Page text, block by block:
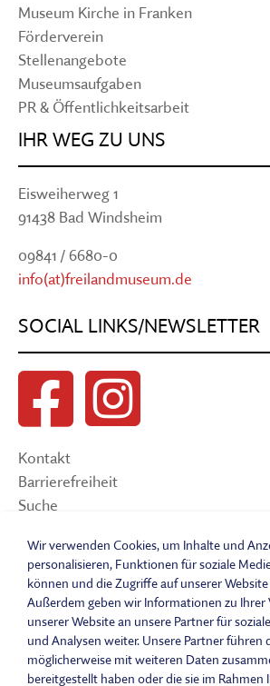
Museum Kirche in Franken
Förderverein
Stellenangebote
Museumsaufgaben
PR & Öffentlichkeitsarbeit
IHR WEG ZU UNS
Eisweiherweg 1
91438 Bad Windsheim
09841 / 6680-0
info(at)freilandmuseum.de
SOCIAL LINKS/NEWSLETTER
Kontakt
Barrierefreiheit
Suche
Impressum
Datenschutzerklärung
Barrierefreiheitserklärung
Leichte Sprache
Widerrufsbelehrung
Vertrag widerrufen
Wir verwenden Cookies, um Inhalte und
personalisieren, Funktionen für soziale
können und die Zugriffe auf unserer
Außerdem geben wir Informationen zu Ihrer
unserer Website an unsere Partner für
und Analysen weiter. Unsere Partner führen
möglicherweise mit weiteren Daten
bereitgestellt haben oder die sie im Rahmen